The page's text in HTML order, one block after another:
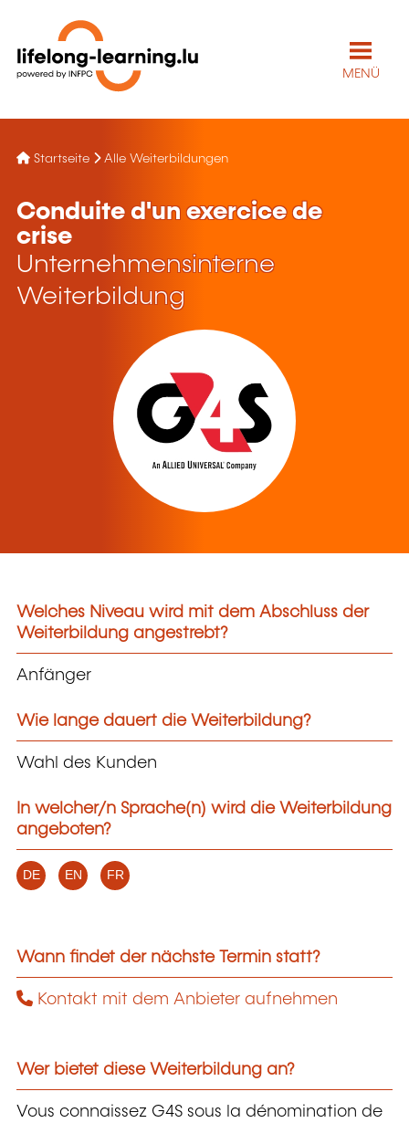
MENÜ
Startseite Alle Weiterbildungen
Conduite d'un exercice de
crise
Unternehmensinterne
Weiterbildung
Welches Niveau wird mit dem Abschluss der
Weiterbildung angestrebt?
Anfänger
Wie lange dauert die Weiterbildung?
Wahl des Kunden
In welcher/n Sprache(n) wird die Weiterbildung
angeboten?
DE EN FR
Wann findet der nächste Termin statt?
Kontakt mit dem Anbieter aufnehmen
Wer bietet diese Weiterbildung an?
Vous connaissez G4S sous la dénomination de